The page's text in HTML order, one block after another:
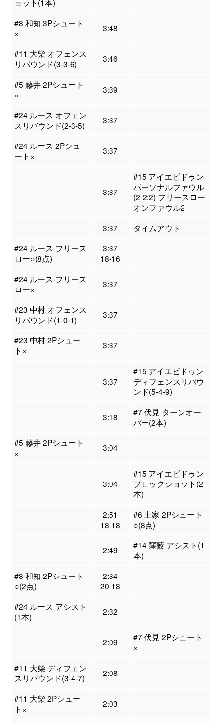
ョット(1本)
#8 和知 3Pシュート
×
3:48
#11 大柴 オフェンス
リバウンド(3-3-6)
3:46
#5 藤井 2Pシュート
×
3:39
#24 ルース オフェン
スリバウンド(2-3-5)
3:37
#24 ルース 2Pシュ
ート×
3:37
3:37
#15 アイエビドゥン
パーソナルファウル
(2-2:2) フリースロー
オンファウル2
3:37
タイムアウト
#24 ルース フリース
ロー○(8点)
3:37
18-16
#24 ルース フリース
ロー×
3:37
#23 中村 オフェンス
リバウンド(1-0-1)
3:37
#23 中村 2Pシュー
ト×
3:37
3:37
#15 アイエビドゥン
ディフェンスリバウ
ンド(5-4-9)
3:18
#7 伏見 ターンオー
バー(2本)
#5 藤井 2Pシュート
×
3:04
3:04
#15 アイエビドゥン
ブロックショット(2
本)
2:51
18-18
#6 土家 2Pシュート
○(8点)
2:49
#14 窪薮 アシスト(1
本)
#8 和知 2Pシュート
○(2点)
2:34
20-18
#24 ルース アシスト
(1本)
2:32
2:09
#7 伏見 2Pシュート
×
#11 大柴 ディフェン
スリバウンド(3-4-7)
2:08
#11 大柴 2Pシュー
ト×
2:03